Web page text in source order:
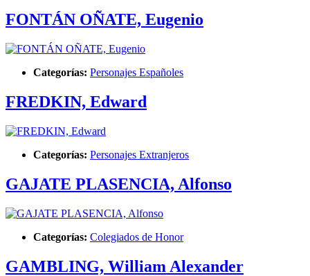
FONTÁN OÑATE, Eugenio
Categorías: Personajes Españoles
FREDKIN, Edward
Categorías: Personajes Extranjeros
GAJATE PLASENCIA, Alfonso
Categorías: Colegiados de Honor
GAMBLING, William Alexander